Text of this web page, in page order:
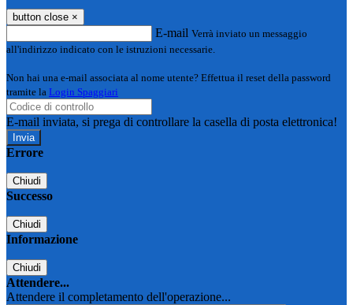
button close ×
E-mail Verrà inviato un messaggio
all'indirizzo indicato con le istruzioni necessarie.
Non hai una e-mail associata al nome utente? Effettua il reset della password
tramite la Login Spaggiari
E-mail inviata, si prega di controllare la casella di posta elettronica!
Errore
Chiudi
Successo
Chiudi
Informazione
Chiudi
Attendere...
Attendere il completamento dell'operazione...